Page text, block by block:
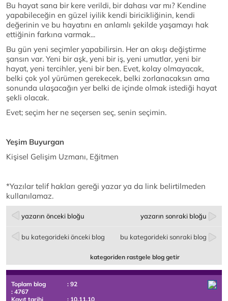
Bu hayat sana bir kere verildi, bir dahası var mı? Kendine
yapabileceğin en güzel iyilik kendi biricikliğinin, kendi
değerinin ve bu hayatını en anlamlı şekilde yaşamayı hak
ettiğinin farkına varmak...
Bu gün yeni seçimler yapabilirsin. Her an akışı değiştirme
şansın var. Yeni bir aşk, yeni bir iş, yeni umutlar, yeni bir
hayat, yeni tercihler, yeni bir ben. Evet, kolay olmayacak,
belki çok yol yürümen gerekecek, belki zorlanacaksın ama
sonunda ulaşacağın yer belki de içinde olmak istediği hayat
şekli olacak.
Evet; seçim her ne seçersen seç, senin seçimin.
Yeşim Buyurgan
Kişisel Gelişim Uzmanı, Eğitmen
*Yazılar telif hakları gereği yazar ya da link belirtilmeden
kullanılamaz.
yazarın önceki bloğu yazarın sonraki bloğu
bu kategorideki önceki blog bu kategorideki sonraki blog
kategoriden rastgele blog getir
Toplam blog
: 92
: 4767
Kayıt tarihi
: 10.11.10